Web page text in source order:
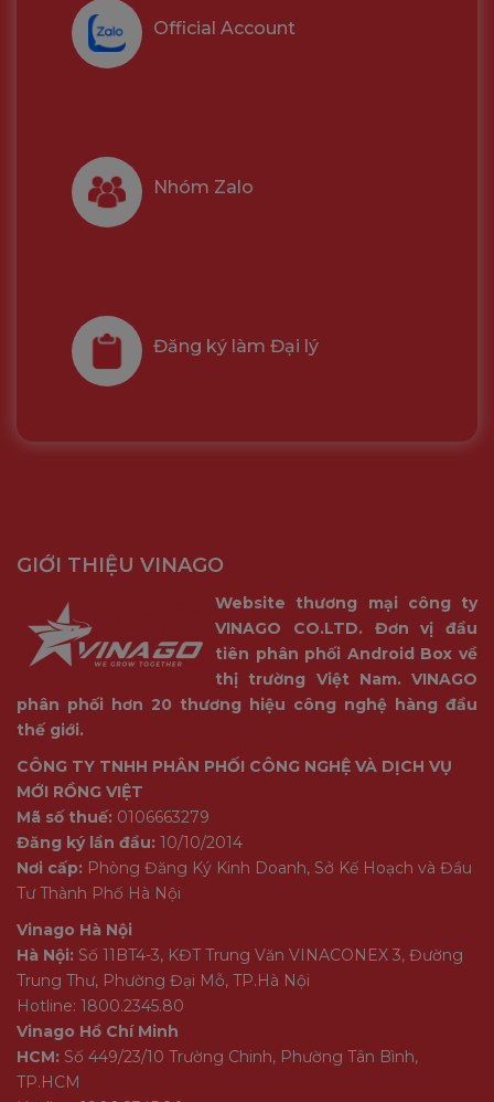
Official Account
Nhóm Zalo
Đăng ký làm Đại lý
GIỚI THIỆU VINAGO
Website thương mại công ty
VINAGO CO.LTD. Đơn vị đầu
tiên phân phối Android Box về
thị trường Việt Nam. VINAGO
phân phối hơn 20 thương hiệu công nghệ hàng đầu
thế giới.
CÔNG TY TNHH PHÂN PHỐI CÔNG NGHỆ VÀ DỊCH VỤ
MỚI RỒNG VIỆT
Mã số thuế: 0106663279
Đăng ký lần đầu: 10/10/2014
Nơi cấp: Phòng Đăng Ký Kinh Doanh, Sở Kế Hoạch và Đầu
Tư Thành Phố Hà Nội
Vinago Hà Nội
Hà Nội: Số 11BT4-3, KĐT Trung Văn VINACONEX 3, Đường
Trung Thư, Phường Đại Mỗ, TP.Hà Nội
Hotline: 1800.2345.80
Vinago Hồ Chí Minh
HCM: Số 449/23/10 Trường Chinh, Phường Tân Bình,
TP.HCM